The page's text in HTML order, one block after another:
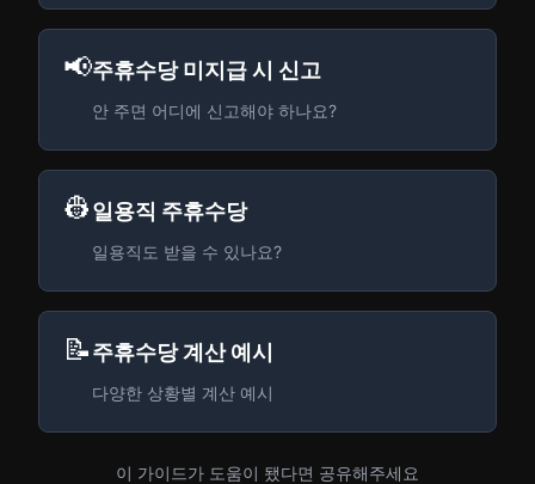
📢주휴수당 미지급 시 신고
안 주면 어디에 신고해야 하나요?
👷일용직 주휴수당
일용직도 받을 수 있나요?
📝주휴수당 계산 예시
다양한 상황별 계산 예시
이 가이드가 도움이 됐다면 공유해주세요